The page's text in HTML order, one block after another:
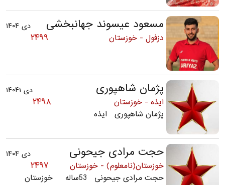
دی ۱۴۰۴ مسعود عیسوند جهانبخشی
۲۴۹۹ دزفول - خوزستان
دی ۱۴۰۴۱ پژمان شاهپوری
۲۴۹۸
ایذه - خوزستان
پژمان شاهپوری ایذه
دی ۱۴۰۴ حجت مرادی جیحونی
۲۴۹۷
خوزستان(نامعلوم) - خوزستان
حجت مرادی جیحونی 53ساله خوزستان